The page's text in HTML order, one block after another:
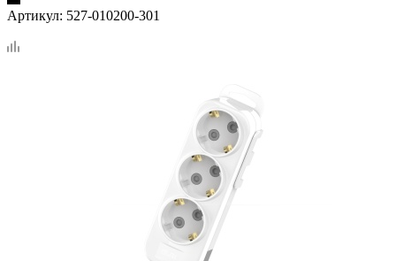
Артикул: 527-010200-301